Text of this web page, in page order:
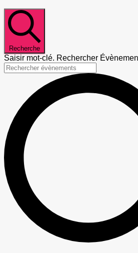
Recherche
Saisir mot-clé. Rechercher